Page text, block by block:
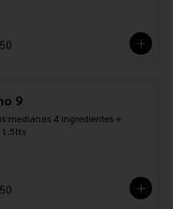
9
medianas 4 ingredientes +
1.5lts